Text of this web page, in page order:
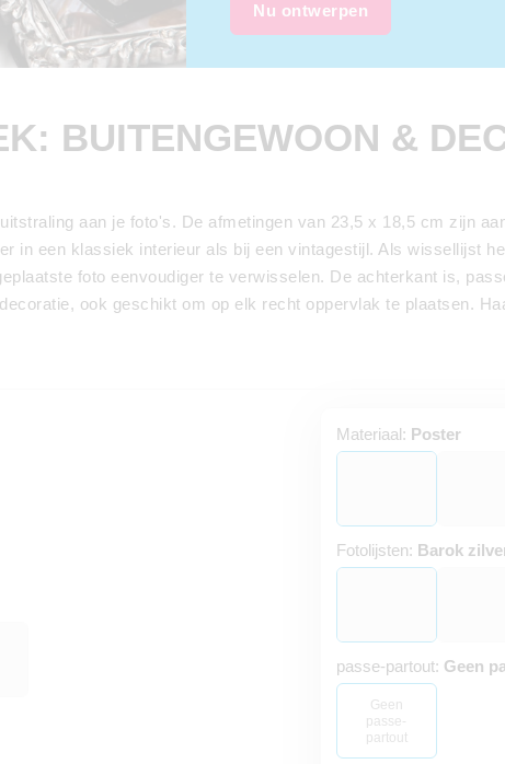
Nu ontwerpen
BUITENGEWOON &
aan je foto's. De afmetingen van 23,5 x 18,5 cm zijn
in een klassiek interieur als bij een vintagestijl. Als wissellijst
foto eenvoudiger te verwisselen. De achterkant is,
ook geschikt om op elk recht oppervlak te plaatsen.
Materiaal: Poster
Fotolijsten: Barok
passe-partout: Geen
Geen
passe-
partout